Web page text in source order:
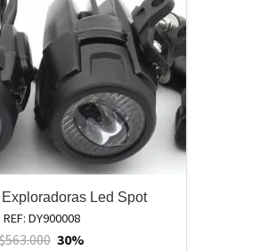
Led Spot
REF: DY900008
563.000 30%